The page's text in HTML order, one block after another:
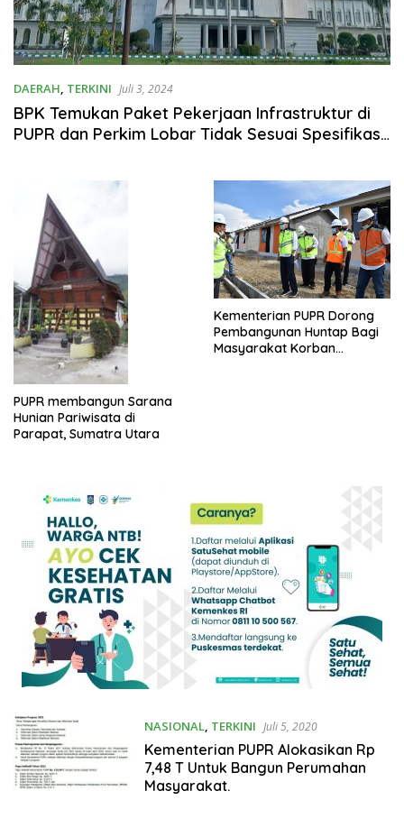
DAERAH, TERKINI Juli 3, 2024
BPK Temukan Paket Pekerjaan Infrastruktur di
PUPR dan Perkim Lobar Tidak Sesuai Spesifikasi
PUPR membangun Sarana
Hunian Pariwisata di
Parapat, Sumatra Utara
Kementerian PUPR Dorong
Pembangunan Huntap Bagi
Masyarakat Korban
NASIONAL TERKINI Juli 5, 2020
Kementerian PUPR Alokasikan Rp
7,48 T Untuk Bangun Perumahan
Masyarakat.